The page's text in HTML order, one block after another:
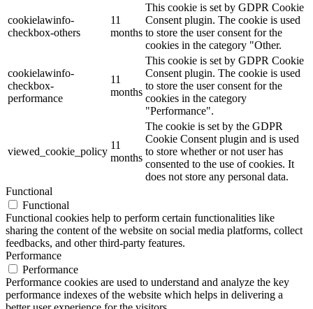
cookielawinfo-
checkbox-others
11
months
This cookie is set by GDPR Cookie
Consent plugin. The cookie is used
to store the user consent for the
cookies in the category "Other.
cookielawinfo-
checkbox-
performance
11
months
This cookie is set by GDPR Cookie
Consent plugin. The cookie is used
to store the user consent for the
cookies in the category
"Performance".
viewed_cookie_policy
11
months
The cookie is set by the GDPR
Cookie Consent plugin and is used
to store whether or not user has
consented to the use of cookies. It
does not store any personal data.
Functional
Functional
Functional cookies help to perform certain functionalities like
sharing the content of the website on social media platforms, collect
feedbacks, and other third-party features.
Performance
Performance
Performance cookies are used to understand and analyze the key
performance indexes of the website which helps in delivering a